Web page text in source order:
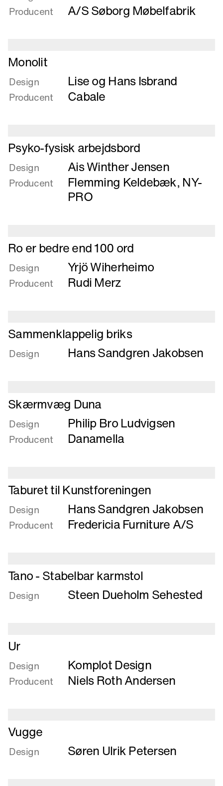
drejesokkel
og
videokasetter
Producent A/S Søborg Møbelfabrik
Læs
mere
om
Monolit
Monolit
Design Lise og Hans Isbrand
Producent Cabale
Læs
mere
om
Psyko-
fysisk
Psyko-fysisk arbejdsbord
Design Ais Winther Jensen
Producent
Flemming Keldebæk, NY-
PRO
Læs
mere
om
Ro
er
ord
Ro er bedre end 100 ord
Design Yrjö Wiherheimo
Producent Rudi Merz
Læs
mere
om
Sammenklappelig briks
Design Hans Sandgren Jakobsen
Læs
mere
om
Skærmvæg
Duna
Skærmvæg Duna
Design Philip Bro Ludvigsen
Producent Danamella
Læs
mere
om
Taburet
til
Taburet til Kunstforeningen
Design Hans Sandgren Jakobsen
Producent Fredericia Furniture A/S
Læs
mere
om
karmstol
Tano - Stabelbar karmstol
Design Steen Dueholm Sehested
Læs
mere
om
Ur
Ur
Design Komplot Design
Producent Niels Roth Andersen
Læs
mere
om
Vugge
Design Søren Ulrik Petersen